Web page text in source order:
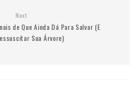
Next
de Que Ainda Dá Para Salvar (E
Sua Árvore)